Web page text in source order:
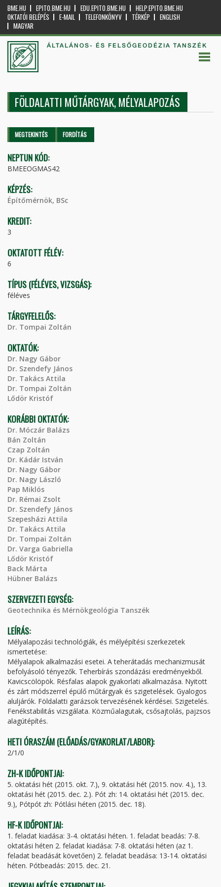
BME.HU EPITO.BME.HU EDU.EPITO.BME.HU
HELP.EPITO.BME.HU
OKTATÓI BELÉPÉS
E-MAIL TELEFONKÖNYV TÉRKÉP
ENGLISH
MAGYAR
ÁLTALÁNOS- ÉS FELSŐGEODÉZIA TANSZÉK
FÖLDALATTI MŰTÁRGYAK, MÉLYALAPOZÁS
Elsődleges fülek
MEGTEKINTÉS (AKTÍVFORDÍTÁS
NEPTUN KÓD:
BMEEOGMAS42
KÉPZÉS:
Építőmérnök, BSc
KREDIT:
3
OKTATOTT FÉLÉV:
6
TÍPUS (FÉLÉVES, VIZSGÁS):
féléves
TÁRGYFELELŐS:
Dr. Tompai Zoltán
OKTATÓK:
Dr. Nagy Gábor
Dr. Szendefy János
Dr. Takács Attila
Dr. Tompai Zoltán
Lődör Kristóf
KORÁBBI OKTATÓK:
Dr. Móczár Balázs
Bán Zoltán
Czap Zoltán
Dr. Kádár István
Dr. Nagy Gábor
Dr. Nagy László
Pap Miklós
Dr. Rémai Zsolt
Dr. Szendefy János
Szepesházi Attila
Dr. Takács Attila
Dr. Tompai Zoltán
Dr. Varga Gabriella
Lődör Kristóf
Back Márta
Hübner Balázs
SZERVEZETI EGYSÉG:
Geotechnika és Mérnökgeológia Tanszék
LEÍRÁS:
Mélyalapozási technológiák, és mélyépítési szerkezetek
ismertetése:
Mélyalapok alkalmazási esetei. A teherátadás mechanizmusát
befolyásoló tényezők. Teherbírás szondázási eredményekből.
Kavicscölöpök. Résfalas alapok gyakorlati alkalmazása. Nyitott
és zárt módszerrel épülő műtárgyak és szigetelések. Gyalogos
aluljárók. Földalatti garázsok tervezésének kérdései. Szigetelés.
Fenékstabilitás vizsgálata. Közműalagutak, csősajtolás, pajzsos
alagútépítés.
HETI ÓRASZÁM (ELŐADÁS/GYAKORLAT/LABOR):
2/1/0
ZH-K IDŐPONTJAI:
5. oktatási hét (2015. okt. 7.), 9. oktatási hét (2015. nov. 4.), 13.
oktatási hét (2015. dec. 2.). Pót zh: 14. oktatási hét (2015. dec.
9.), Pótpót zh: Pótlási héten (2015. dec. 18).
HF-K IDŐPONTJAI:
1. feladat kiadása: 3-4. oktatási héten. 1. feladat beadás: 7-8.
oktatási héten 2. feladat kiadása: 7-8. oktatási héten (az 1.
feladat beadását követően) 2. feladat beadása: 13-14. oktatási
héten. Pótbeadás: 2015. dec. 21.